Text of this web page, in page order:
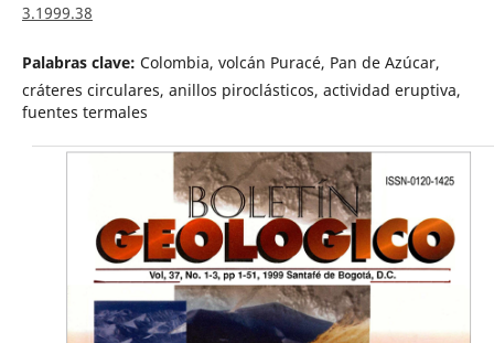
3.1999.38
Palabras clave: Colombia, volcán Puracé, Pan de Azúcar,
cráteres circulares, anillos piroclásticos, actividad eruptiva,
fuentes termales